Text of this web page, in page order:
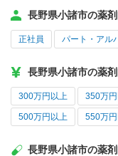
長野県小諸市の薬
正社員 パート・アル
長野県小諸市の薬
300万円以上 350万
500万円以上 550万
長野県小諸市の薬